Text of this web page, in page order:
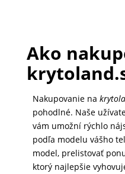
ŽIVOTNÝ
OUTDOOR
Ako
Nakupovanie na
pohodlné. Naše
vám umožní rýchlo
podľa modelu vášho
model, prelistovať
ktorý najlepšie